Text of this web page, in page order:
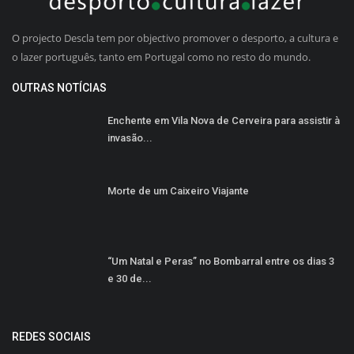
O projecto Descla tem por objectivo promover o desporto, a cultura e
o lazer português, tanto em Portugal como no resto do mundo.
OUTRAS NOTÍCIAS
Enchente em Vila Nova de Cerveira para assistir à
invasão...
Morte de um Caixeiro Viajante
“Um Natal e Peras” no Bombarral entre os dias 3
e 30 de...
REDES SOCIAIS